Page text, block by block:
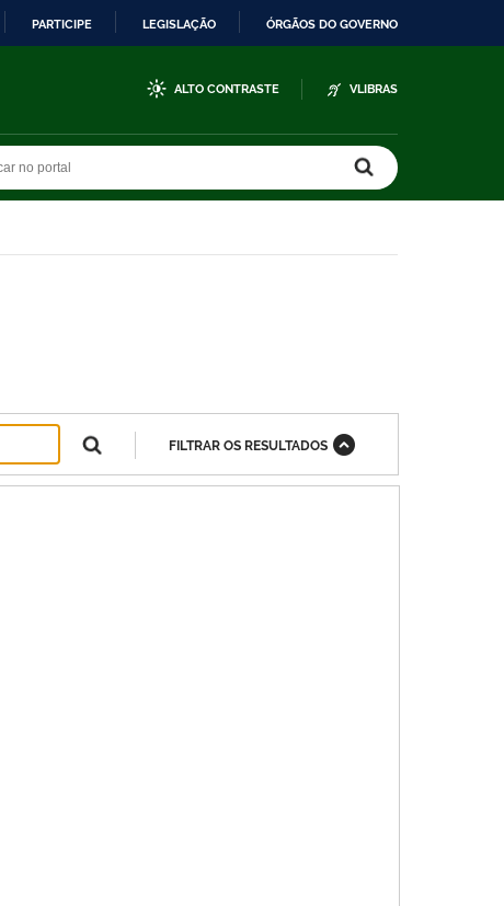
PARTICIPE LEGISLAÇÃO ÓRGÃOS DO GOVERNO
ALTO CONTRASTE VLIBRAS
FILTRAR OS RESULTADOS